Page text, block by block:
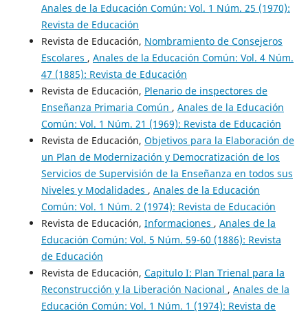
Anales de la Educación Común: Vol. 1 Núm. 25 (1970):
Revista de Educación
Revista de Educación, Nombramiento de Consejeros
Escolares , Anales de la Educación Común: Vol. 4 Núm.
47 (1885): Revista de Educación
Revista de Educación, Plenario de inspectores de
Enseñanza Primaria Común , Anales de la Educación
Común: Vol. 1 Núm. 21 (1969): Revista de Educación
Revista de Educación, Objetivos para la Elaboración de
un Plan de Modernización y Democratización de los
Servicios de Supervisión de la Enseñanza en todos sus
Niveles y Modalidades , Anales de la Educación
Común: Vol. 1 Núm. 2 (1974): Revista de Educación
Revista de Educación, Informaciones , Anales de la
Educación Común: Vol. 5 Núm. 59-60 (1886): Revista
de Educación
Revista de Educación, Capitulo I: Plan Trienal para la
Reconstrucción y la Liberación Nacional , Anales de la
Educación Común: Vol. 1 Núm. 1 (1974): Revista de